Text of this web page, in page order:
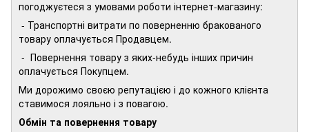
погоджуєтеся з умовами роботи інтернет-магазину:
- Транспортні витрати по поверненню бракованого
товару оплачується Продавцем.
- Повернення товару з яких-небудь інших причин
оплачується Покупцем.
Ми дорожимо своєю репутацією і до кожного клієнта
ставимося лояльно і з повагою.
Обмін та повернення товару